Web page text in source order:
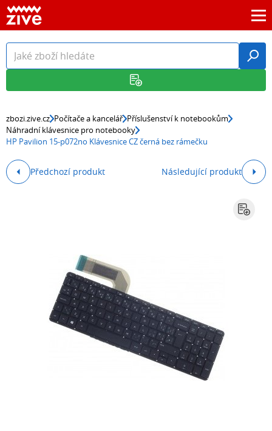
zbozi.zive.cz Počítače a kancelář Příslušenství k notebookům
Náhradní klávesnice pro notebooky
HP Pavilion 15-p072no Klávesnice CZ černá bez rámečku
Předchozí produkt Následující produkt